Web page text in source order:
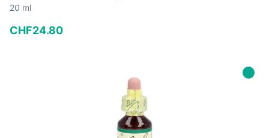
20 ml
CHF24.80
In den Warenkorb